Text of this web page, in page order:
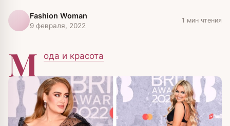
Fashion Woman
9 февраля, 2022
1 мин чтения
М ода и красота